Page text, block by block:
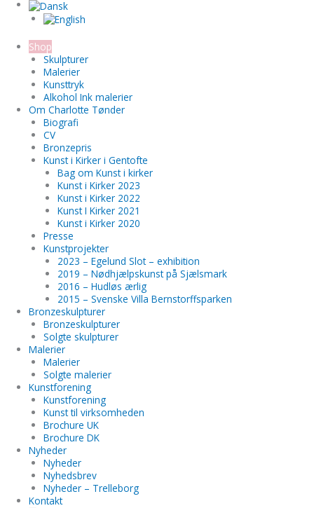
Shop
Skulpturer
Malerier
Kunsttryk
Alkohol Ink malerier
Om Charlotte Tønder
Biografi
CV
Bronzepris
Kunst i Kirker i Gentofte
Bag om Kunst i kirker
Kunst i Kirker 2023
Kunst i Kirker 2022
Kunst I Kirker 2021
Kunst i Kirker 2020
Presse
Kunstprojekter
2023 – Egelund Slot – exhibition
2019 – Nødhjælpskunst på Sjælsmark
2016 – Hudløs ærlig
2015 – Svenske Villa Bernstorffsparken
Bronzeskulpturer
Bronzeskulpturer
Solgte skulpturer
Malerier
Malerier
Solgte malerier
Kunstforening
Kunstforening
Kunst til virksomheden
Brochure UK
Brochure DK
Nyheder
Nyheder
Nyhedsbrev
Nyheder – Trelleborg
Kontakt